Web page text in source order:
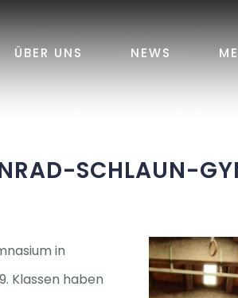
ÜBER UNS NEWS
SCHLAUN-
in
Klassen haben